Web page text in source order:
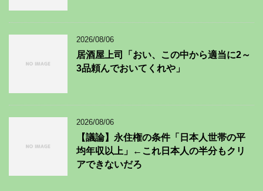
2026/08/06
居酒屋上司「おい、この中から適当に2～
3品頼んでおいてくれや」
2026/08/06
【議論】永住権の条件「日本人世帯の平
均年収以上」←これ日本人の半分もクリ
アできないだろ